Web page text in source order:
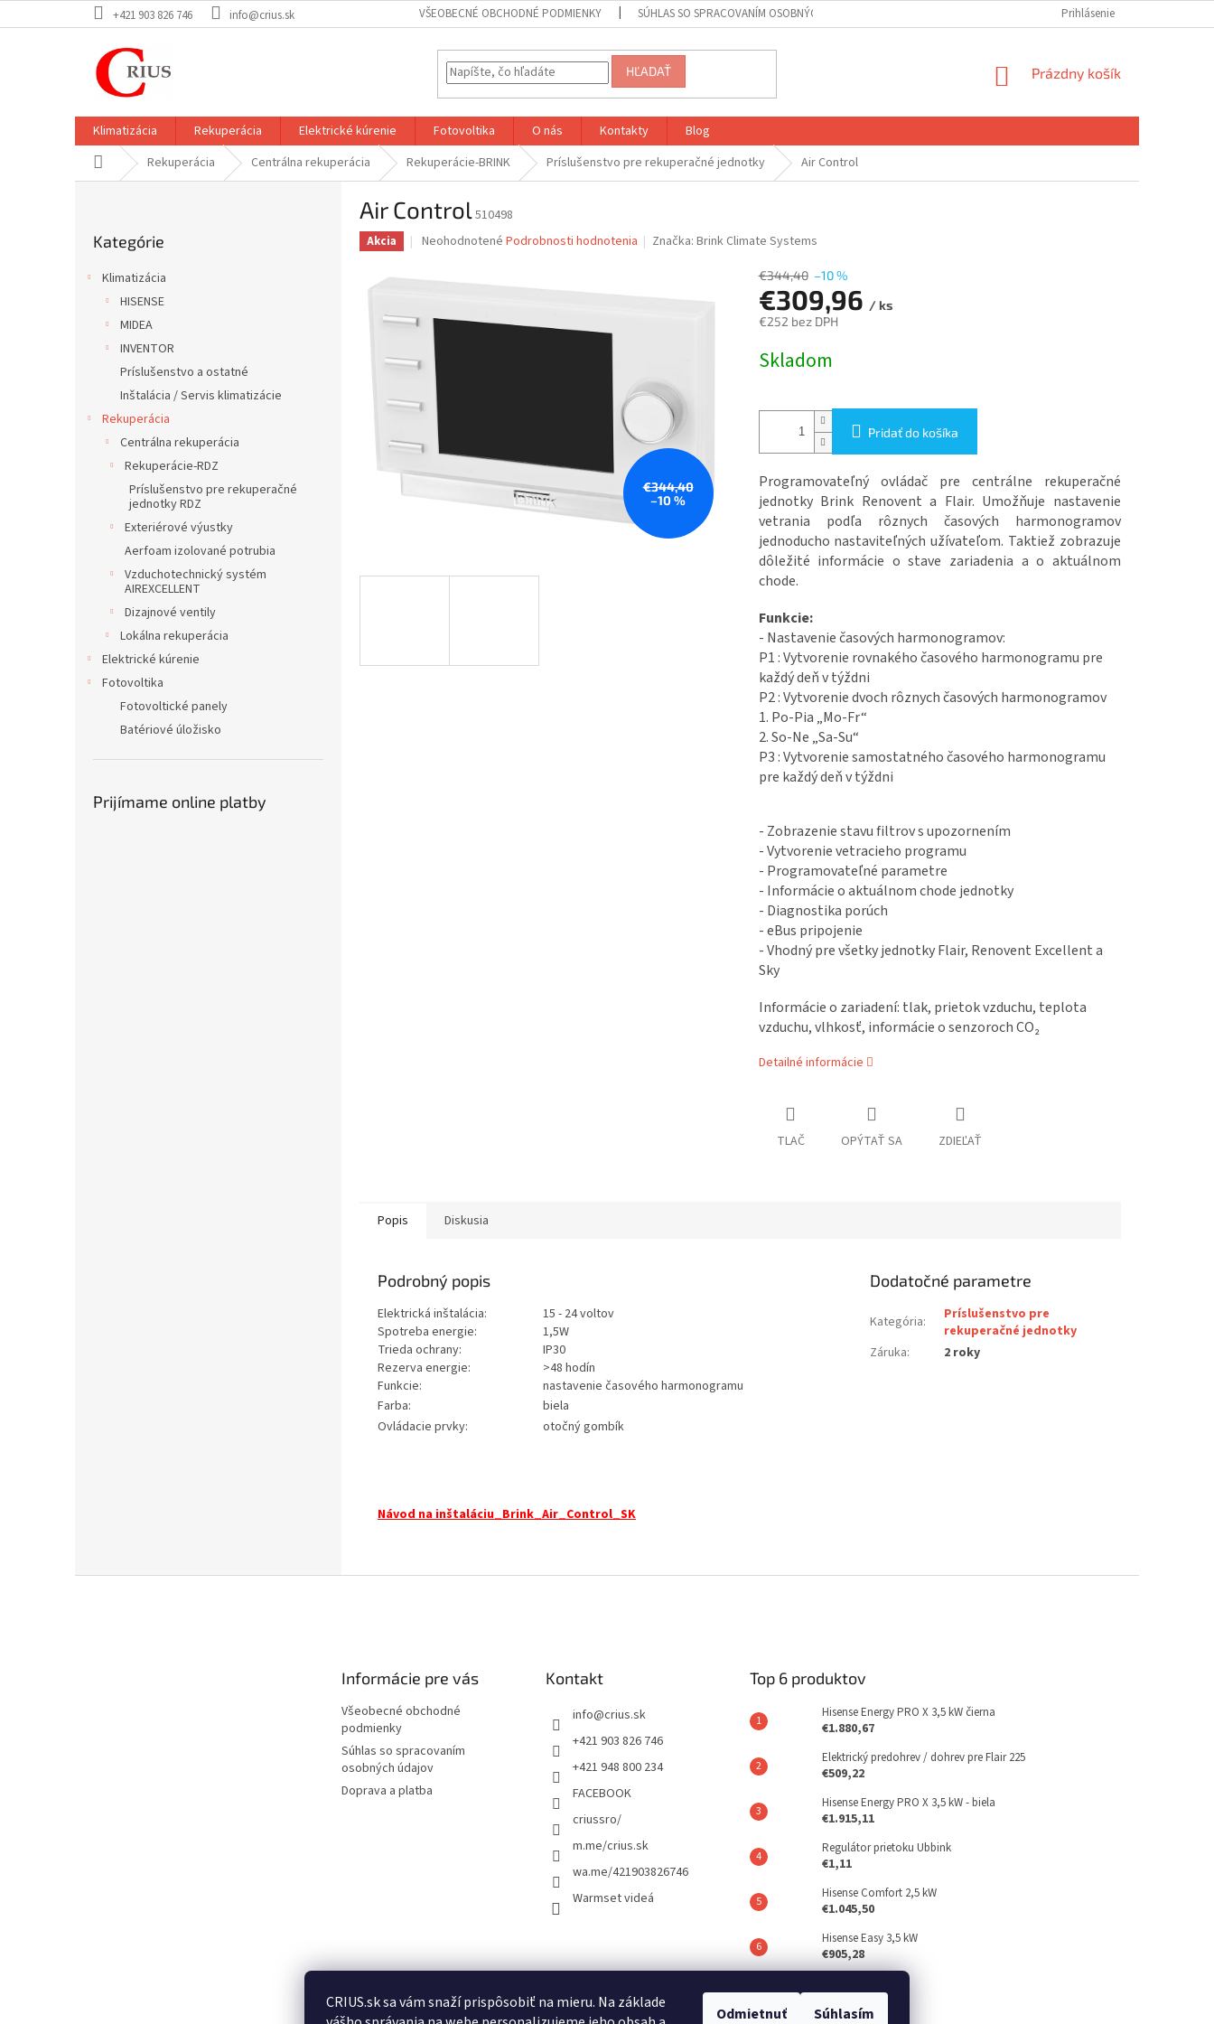
CRIUS.sk sa vám snaží prispôsobiť na mieru. Na základe
Odmietnuť Súhlasím
na
+421 903 826 746 info@crius.sk VŠEOBECNÉ OBCHODNÉ PODMIENKY SÚHLAS SO SPRACOVANÍM OSOBNÝCH ÚDAJOV Prihlásenie
HĽADAŤ
NÁKUPNÝ
Prázdny košík
Klimatizácia Rekuperácia Elektrické kúrenie Fotovoltika O nás Kontakty
Blog
DomovRekuperácia Centrálna rekuperácia Rekuperácie-BRINK Príslušenstvo pre rekuperačné jednotky Air Control
kategórie
Kategórie
Klimatizácia
HISENSE
MIDEA
INVENTOR
Príslušenstvo a ostatné
Inštalácia / Servis klimatizácie
Rekuperácia
Centrálna rekuperácia
Rekuperácie-RDZ
Príslušenstvo pre rekuperačné
jednotky RDZ
Exteriérové výustky
Aerfoam izolované potrubia
Vzduchotechnický systém
AIREXCELLENT
Dizajnové ventily
Lokálna rekuperácia
Elektrické kúrenie
Fotovoltika
Fotovoltické panely
Batériové úložisko
Prijímame online platby
Air Control510498
Akcia
Priemerné
hviezdičiek.
Neohodnotené Podrobnosti hodnotenia Značka:Brink Climate Systems
€344,40
–10 %
€344,40 –10 %
€309,96 / ks
€252 bez DPH
cena:
Skladom
Pridať do košíka
Programovateľný ovládač pre centrálne rekuperačné
jednotky Brink Renovent a Flair. Umožňuje nastavenie
vetrania podľa rôznych časových harmonogramov
jednoducho nastaviteľných užívateľom. Taktiež zobrazuje
dôležité informácie o stave zariadenia a o aktuálnom
chode.
Funkcie:
- Nastavenie časových harmonogramov:
P1 : Vytvorenie rovnakého časového harmonogramu pre
každý deň v týždni
P2 : Vytvorenie dvoch rôznych časových harmonogramov
1. Po-Pia „Mo-Fr“
2. So-Ne „Sa-Su“
P3 : Vytvorenie samostatného časového harmonogramu
pre každý deň v týždni
- Zobrazenie stavu filtrov s upozornením
- Vytvorenie vetracieho programu
- Programovateľné parametre
- Informácie o aktuálnom chode jednotky
- Diagnostika porúch
- eBus pripojenie
- Vhodný pre všetky jednotky Flair, Renovent Excellent a
Sky
Informácie o zariadení: tlak, prietok vzduchu, teplota
vzduchu, vlhkosť, informácie o senzoroch CO₂
Detailné informácie
TLAČ OPÝTAŤ SA ZDIEĽAŤ
Popis Diskusia
Podrobný popis
Elektrická inštalácia:
15 - 24 voltov
Spotreba energie:
1,5W
Trieda ochrany:
IP30
Rezerva energie:
>48 hodín
Funkcie:
nastavenie časového harmonogramu
Farba:
biela
Ovládacie prvky:
otočný gombík
Návod na inštaláciu_Brink_Air_Control_SK
Dodatočné parametre
Kategória:
Príslušenstvo pre
rekuperačné jednotky
Záruka: 2 roky
Informácie pre vás
Všeobecné obchodné
podmienky
Súhlas so spracovaním
osobných údajov
Doprava a platba
Kontakt
info@crius.sk
+421 903 826 746
+421 948 800 234
FACEBOOK
criussro/
m.me/crius.sk
wa.me/421903826746
Warmset videá
Top 6 produktov
Hisense Energy PRO X 3,5 kW čierna
€1.880,67
Elektrický predohrev / dohrev pre Flair 225
€509,22
Hisense Energy PRO X 3,5 kW - biela
€1.915,11
Regulátor prietoku Ubbink
€1,11
Hisense Comfort 2,5 kW
€1.045,50
Hisense Easy 3,5 kW
€905,28
Posledné hodnotenie